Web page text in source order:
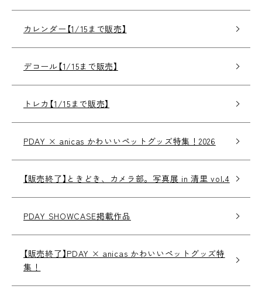
カレンダー【1/15まで販売】
デコール【1/15まで販売】
トレカ【1/15まで販売】
PDAY × anicas かわいいペットグッズ特集！2026
【販売終了】ときどき、カメラ部。写真展 in 清里 vol.4
PDAY SHOWCASE掲載作品
【販売終了】PDAY × anicas かわいいペットグッズ特
集！